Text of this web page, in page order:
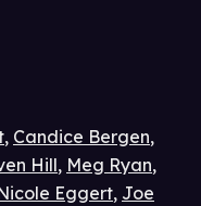
, Candice Bergen,
Hill, Meg Ryan,
Eggert, Joe